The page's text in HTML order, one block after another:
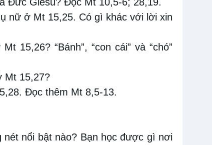
nữ ở Mt 15,25. Có gì khác với lời xin
15,26? “Bánh”, “con cái” và “chó”
Mt 15,27?
Đọc thêm Mt 8,5-13.
nổi bật nào? Bạn học được gì nơi